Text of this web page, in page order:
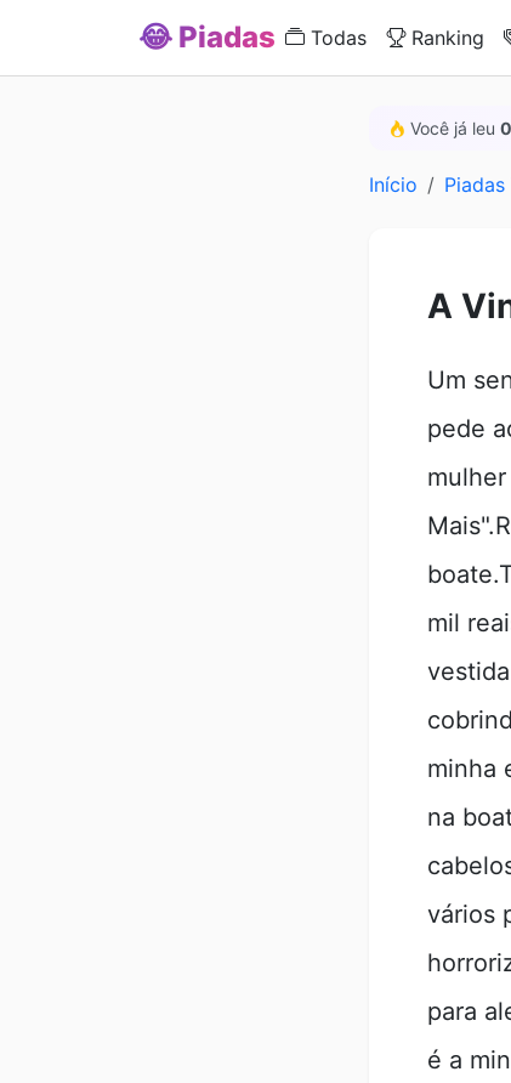
😂 Piadas Todas Ranking
Você já leu 0
Início
A
Um
pede
mil
minha
na
vários
para
é a